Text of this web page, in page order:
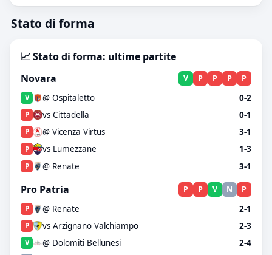
Stato di forma
📈 Stato di forma: ultime partite
Novara
V P P P P
V @ Ospitaletto 0-2
P vs Cittadella 0-1
P @ Vicenza Virtus 3-1
P vs Lumezzane 1-3
P @ Renate 3-1
Pro Patria P P V N P
P @ Renate 2-1
P vs Arzignano Valchiampo 2-3
V @ Dolomiti Bellunesi 2-4